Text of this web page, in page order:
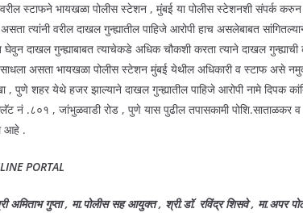
स्टाफने भायखळा पोलीस स्टेशन , मुंबई या पोलीस स्टेशनशी संपर्क करुन
त्यांनी वरील दाखल गुन्ह्यातील पाहिजे आरोपी हाच असलेबाबत
घेवुन दाखल गुन्ह्याबाबत त्याचेकडे अधिक चौकशी करता त्याने दाखल
असता भायखळा पोलीस स्टेशन मुंबई येथील अधिकारी व स्टाफ असे नमुद
, पुणे शहर येथे हजर झाल्याने दाखल गुन्ह्यातील पाहिजे आरोपी नामे दिपक
नं .८०१ , जांभुळवाडी रोड , पुणे यास पुढील तपासकामी पोशि.साताळकर व
आहे .
PORTAL
अमिताभ गुप्ता , मा.पोलीस सह आयुक्त , श्री.डॉ. रविंद्र शिसवे , मा.अपर